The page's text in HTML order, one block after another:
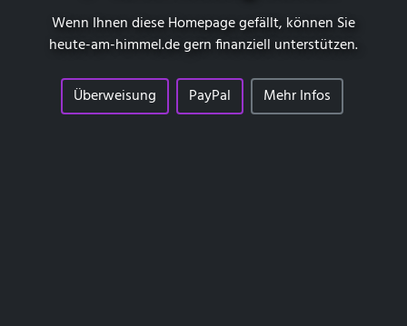
Wenn Ihnen diese Homepage gefällt, können Sie
heute-am-himmel.degern finanziell unterstützen.
Überweisung PayPal Mehr Infos